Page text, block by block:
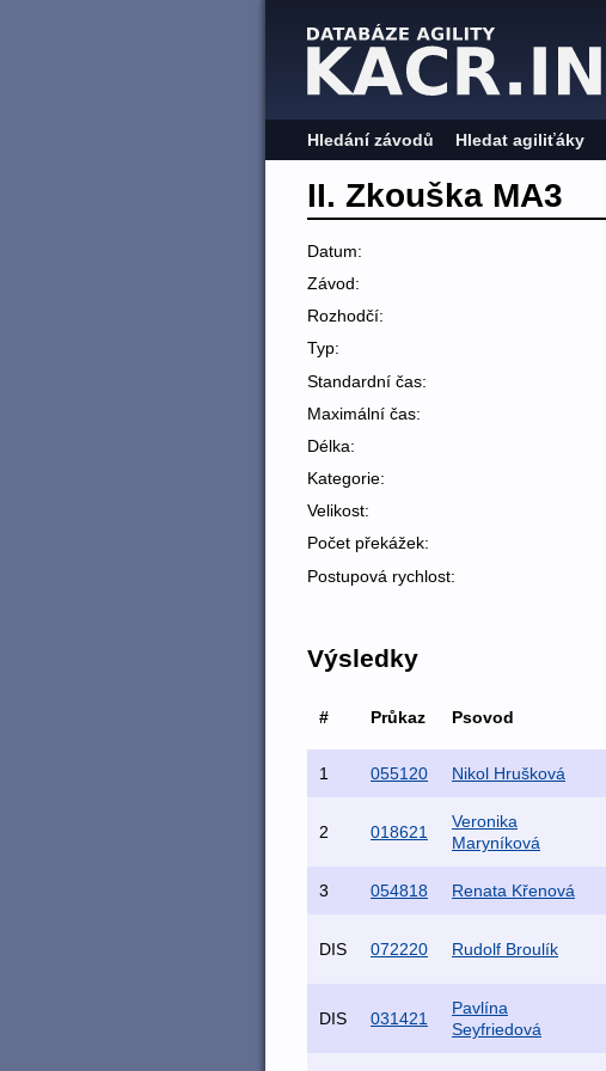
Hledání závodů Hledat agiliťáky
II. Zkouška MA3
Datum:
Závod:
Rozhodčí:
Typ:
Standardní čas:
Maximální čas:
Délka:
Kategorie:
Velikost:
Počet překážek:
Postupová rychlost:
Výsledky
# Průkaz Psovod
1 055120 Nikol Hrušková
2 018621
Veronika
Maryníková
3 054818 Renata Křenová
DIS 072220 Rudolf Broulík
DIS 031421
Pavlína
Seyfriedová